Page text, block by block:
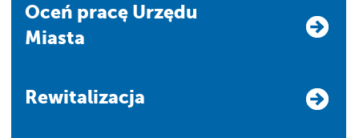
Oceń pracę Urzędu
Miasta
Rewitalizacja